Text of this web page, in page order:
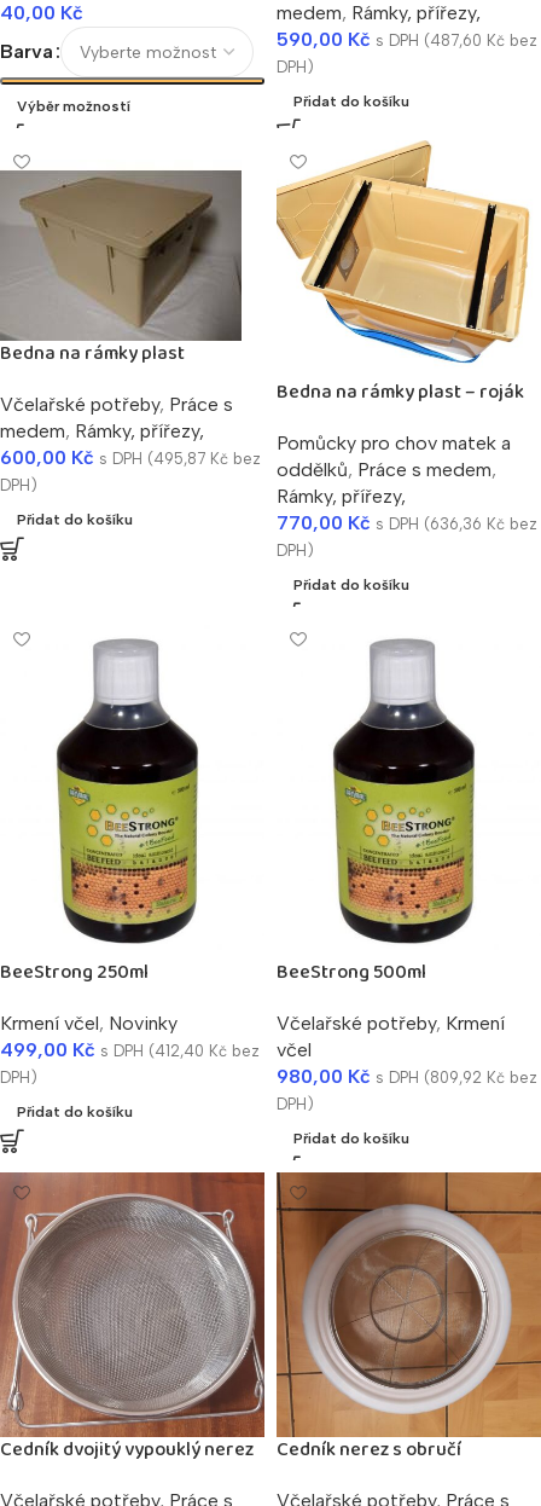
40,00 Kč
Barva
Výběr možností
medem, Rámky, přířezy,
590,00 Kč s DPH (487,60 Kč bez
DPH)
Přidat do košíku
Bedna na rámky plast
Včelařské potřeby, Práce s
medem, Rámky, přířezy,
600,00 Kč s DPH (495,87 Kč bez
DPH)
Přidat do košíku
Bedna na rámky plast – roják
Pomůcky pro chov matek a
oddělků, Práce s medem,
Rámky, přířezy,
770,00 Kč s DPH (636,36 Kč bez
DPH)
Přidat do košíku
BeeStrong 250ml
Krmení včel, Novinky
499,00 Kč s DPH (412,40 Kč bez
DPH)
Přidat do košíku
BeeStrong 500ml
Včelařské potřeby, Krmení
včel
980,00 Kč s DPH (809,92 Kč bez
DPH)
Přidat do košíku
Cedník dvojitý vypouklý nerez
Včelařské potřeby, Práce s
Cedník nerez s obručí
Včelařské potřeby, Práce s